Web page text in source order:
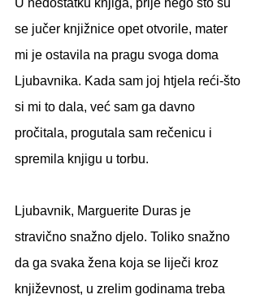
U nedostatku knjiga, prije nego što su
se jučer knjižnice opet otvorile, mater
mi je ostavila na pragu svoga doma
Ljubavnika. Kada sam joj htjela reći-što
si mi to dala, već sam ga davno
pročitala, progutala sam rečenicu i
spremila knjigu u torbu.
Ljubavnik, Marguerite Duras je
stravično snažno djelo. Toliko snažno
da ga svaka žena koja se liječi kroz
književnost, u zrelim godinama treba